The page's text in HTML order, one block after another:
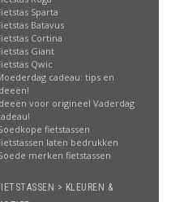
Sparta
Batavus
Cortina
Giant
Qwic
cadeau: tips en
voor origineel Vaderdag
fietstassen
laten bedrukken
merken fietstassen
> KLEUREN &